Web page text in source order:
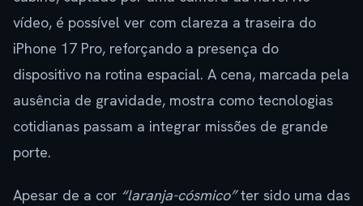
vídeo, é possível ver com clareza a traseira do
iPhone 17 Pro, reforçando a presença do
dispositivo na rotina espacial. A cena, marcada pela
ausência de gravidade, mostra como tecnologias
cotidianas passam a integrar missões de grande
porte.
Apesar de a cor “laranja-cósmico”ter sido uma das